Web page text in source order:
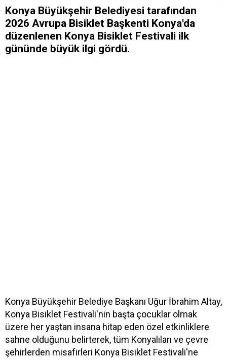
Konya Büyükşehir Belediyesi tarafından
2026 Avrupa Bisiklet Başkenti Konya'da
düzenlenen Konya Bisiklet Festivali ilk
gününde büyük ilgi gördü.
Konya Büyükşehir Belediye Başkanı Uğur İbrahim Altay,
Konya Bisiklet Festivali'nin başta çocuklar olmak
üzere her yaştan insana hitap eden özel etkinliklere
sahne olduğunu belirterek, tüm Konyalıları ve çevre
şehirlerden misafirleri Konya Bisiklet Festivali'ne